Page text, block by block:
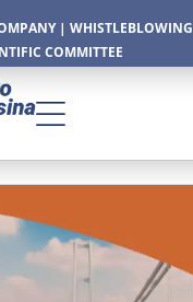
| WHISTLEBLOWING
COMMITTEE